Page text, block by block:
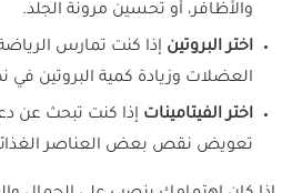
والأظافر، أو تحسين مرونة الجلد.
اختر البروتين إذا كنت تمارس
العضلات وزيادة كمية البروتين في
اختر الفيتامينات إذا كنت تبحث عن
تعويض نقص بعض العناصر